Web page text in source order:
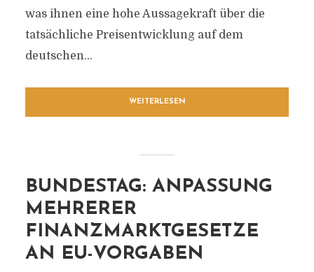
was ihnen eine hohe Aussagekraft über die
tatsächliche Preisentwicklung auf dem
deutschen...
WEITERLESEN
BUNDESTAG: ANPASSUNG
MEHRERER
FINANZMARKTGESETZE
AN EU-VORGABEN